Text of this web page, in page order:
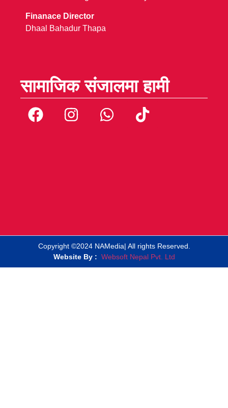
Finanace Director
Dhaal Bahadur Thapa
सामाजिक संजालमा हामी
Copyright ©2024 NAMedia| All rights Reserved.
Website By : Websoft Nepal Pvt. Ltd